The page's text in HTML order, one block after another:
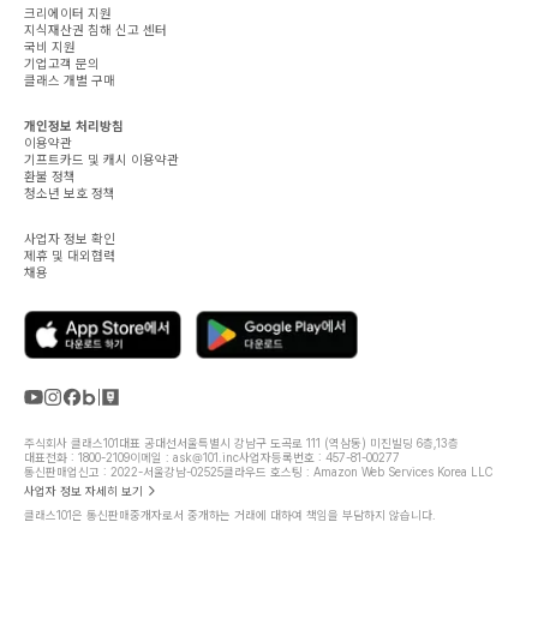
크리에이터 지원
지식재산권 침해 신고 센터
국비 지원
기업고객 문의
클래스 개별 구매
개인정보 처리방침
이용약관
기프트카드 및 캐시 이용약관
환불 정책
청소년 보호 정책
사업자 정보 확인
제휴 및 대외협력
채용
주식회사 클래스101 대표 공대선서울특별시 강남구 도곡로 111 (역삼동) 미진빌딩 6층,13층
대표전화 : 1800-2109이메일 : ask@101.inc사업자등록번호 : 457-81-00277
통신판매업신고 : 2022-서울강남-02525클라우드 호스팅 : Amazon Web Services Korea LLC
사업자 정보 자세히 보기
클래스101은 통신판매중개자로서 중개하는 거래에 대하여 책임을 부담하지 않습니다.